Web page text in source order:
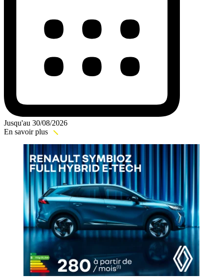
Jusqu'au 30/08/2026
En savoir plus